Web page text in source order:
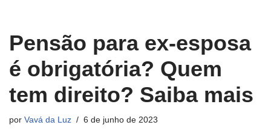
Pensão para ex-esposa
é obrigatória? Quem
tem direito? Saiba mais
por Vavá da Luz 6 de junho de 2023